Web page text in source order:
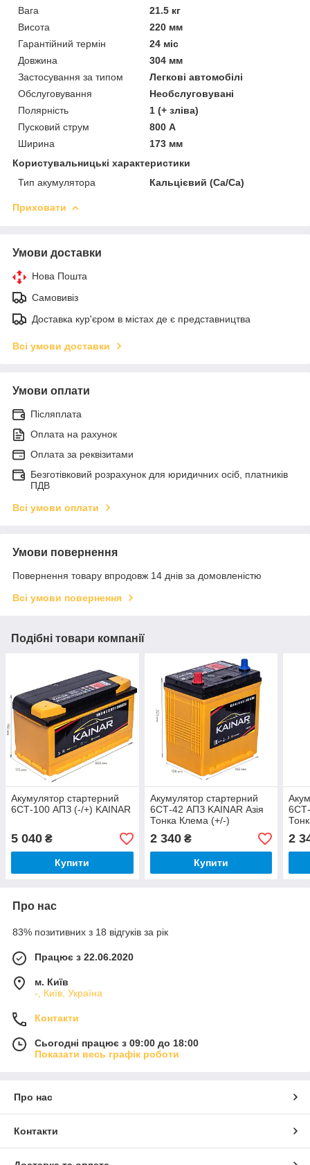
Вага
21.5 кг
Висота
220 мм
Гарантійний термін
24 міс
Довжина
304 мм
Застосування за типом
Легкові автомобілі
Обслуговування
Необслуговувані
Полярність
1 (+ зліва)
Пусковий струм
800 А
Ширина
173 мм
Користувальницькі характеристики
Тип акумулятора
Кальцієвий (Ca/Ca)
Приховати
Умови доставки
Нова Пошта
Самовивіз
Доставка кур'єром в містах де є представництва
Всі умови доставки
Умови оплати
Післяплата
Оплата на рахунок
Оплата за реквізитами
Безготівковий розрахунок для юридичних осіб, платників
ПДВ
Всі умови оплати
Умови повернення
Повернення товару впродовж 14 днів за домовленістю
Всі умови повернення
Подібні товари компанії
Акумулятор стартерний
6СТ-100 АПЗ (-/+) KAINAR
5 040 ₴
Купити
Акумулятор стартерний
6СТ-42 АПЗ KAINAR Азія
Тонка Клема (+/-)
2 340₴
Купити
2
Про нас
83% позитивних з 18 відгуків за рік
Працює з 22.06.2020
м. Київ
-, Київ, Україна
Контакти
Сьогодні працює з 09:00 до 18:00
Показати весь графік роботи
Про нас
Контакти